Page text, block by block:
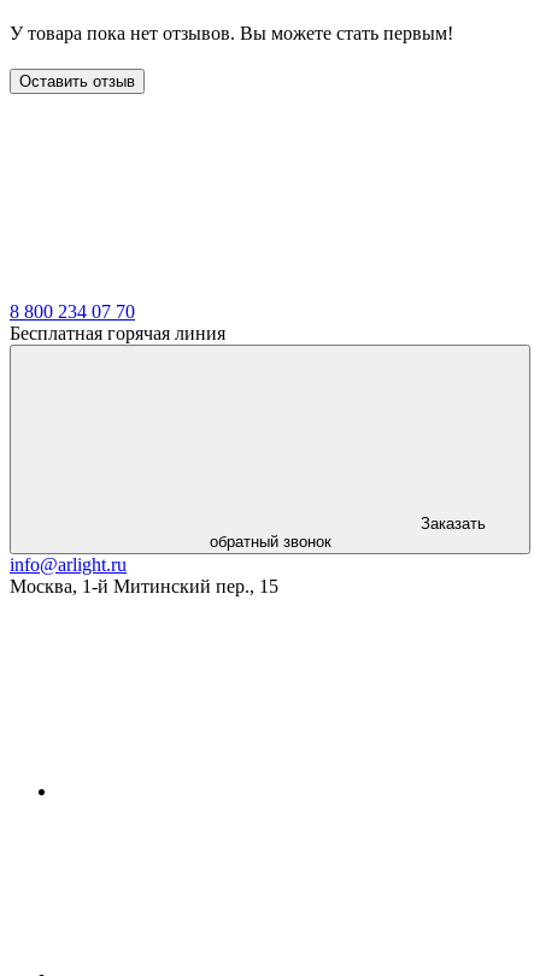
У товара пока нет отзывов. Вы можете стать первым!
Оставить отзыв
8 800 234 07 70
Бесплатная горячая линия
Заказать
обратный звонок
info@arlight.ru
Москва, 1-й Митинский пер., 15